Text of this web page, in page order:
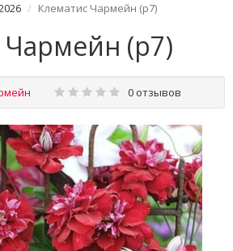
Клематис Чармейн (р7)
Чармейн (р7)
0 отзывов